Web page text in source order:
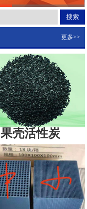
更多>>
果壳活性炭